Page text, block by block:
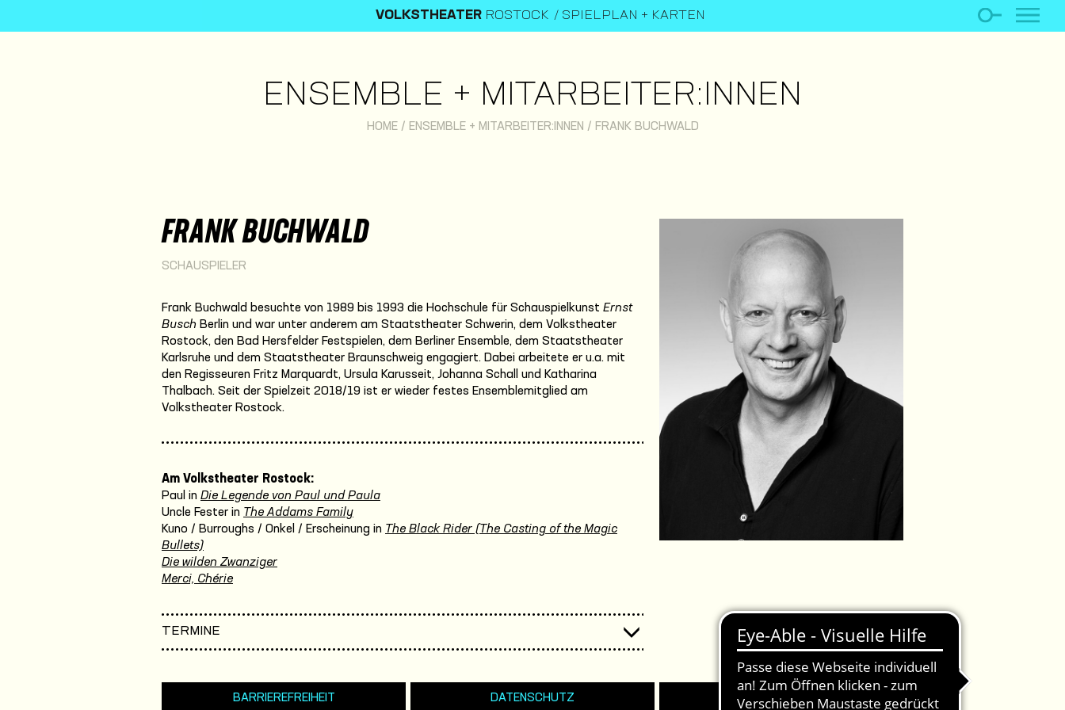
VOLKSTHEATER ROSTOCK SPIELPLAN + KARTEN
ENSEMBLE + MITARBEITER:INNEN
HOME/ ENSEMBLE + MITARBEITER:INNEN / FRANK BUCHWALD
FRANK BUCHWALD
SCHAUSPIELER
Frank Buchwald besuchte von 1989 bis 1993 die Hochschule für Schauspielkunst Ernst
Busch Berlin und war unter anderem am Staatstheater Schwerin, dem Volkstheater
Rostock, den Bad Hersfelder Festspielen, dem Berliner Ensemble, dem Staatstheater
Karlsruhe und dem Staatstheater Braunschweig engagiert. Dabei arbeitete er u.a. mit
den Regisseuren Fritz Marquardt, Ursula Karusseit, Johanna Schall und Katharina
Thalbach. Seit der Spielzeit 2018/19 ist er wieder festes Ensemblemitglied am
Volkstheater Rostock.
Am Volkstheater Rostock:
Paul in Die Legende von Paul und Paula
Uncle Fester in The Addams Family
Kuno / Burroughs / Onkel / Erscheinung in The Black Rider (The Casting of the Magic
Bullets)
Die wilden Zwanziger
Merci, Chérie
TERMINE
BARRIEREFREIHEIT DATENSCHUTZ IMPRESSUM